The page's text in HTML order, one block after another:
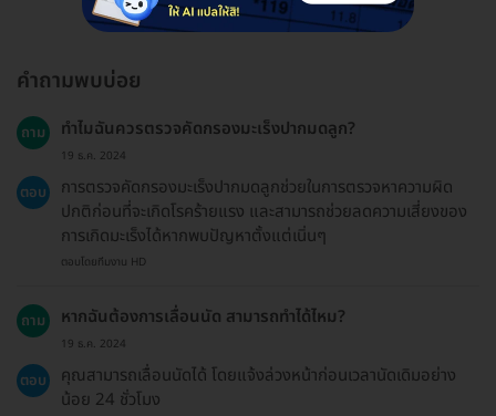
คำถามพบบ่อย
ถาม ทำไมฉันควรตรวจคัดกรองมะเร็งปากมดลูก?
19 ธ.ค. 2024
ตอบ
การตรวจคัดกรองมะเร็งปากมดลูกช่วยในการตรวจหาความผิด
ปกติก่อนที่จะเกิดโรคร้ายแรง และสามารถช่วยลดความเสี่ยงของ
การเกิดมะเร็งได้หากพบปัญหาตั้งแต่เนิ่นๆ
ตอบโดยทีมงาน HD
ถาม หากฉันต้องการเลื่อนนัด สามารถทำได้ไหม?
19 ธ.ค. 2024
ตอบ
คุณสามารถเลื่อนนัดได้ โดยแจ้งล่วงหน้าก่อนเวลานัดเดิมอย่าง
น้อย 24 ชั่วโมง